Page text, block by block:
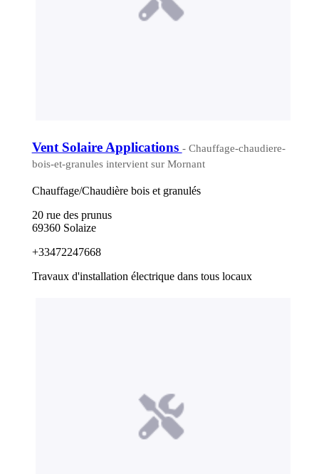
Vent Solaire Applications - Chauffage-chaudiere-
bois-et-granules intervient sur Mornant
Chauffage/Chaudière bois et granulés
20 rue des prunus
69360 Solaize
+33472247668
Travaux d'installation électrique dans tous locaux